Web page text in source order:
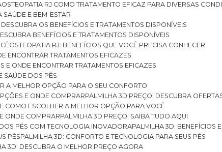
OSTEOPATIA RJ COMO TRATAMENTO EFICAZ PARA DIVERSAS
SAÚDE E BEM-ESTAR
OS BENEFÍCIOS E TRATAMENTOS DISPONÍVEIS
BENEFÍCIOS E TRATAMENTOS DISPONÍVEIS
OSTEOPATIA RJ: BENEFÍCIOS QUE VOCÊ PRECISA CONHECER
ENCONTRAR TRATAMENTOS EFICAZES
E ONDE ENCONTRAR TRATAMENTOS EFICAZES
SAÚDE DOS PÉS
A MELHOR OPÇÃO PARA O SEU CONFORTO
E ONDE COMPRAR
PALMILHA 3D PREÇO: DESCUBRA
COMO ESCOLHER A MELHOR OPÇÃO PARA VOCÊ
ONDE COMPRAR
PALMILHA 3D PREÇO: SAIBA TUDO AQUI
PÉS COM TECNOLOGIA INOVADORA PALMILHA 3D: BENEFÍCIOS
PÉS
PALMILHA 3D: CONFORTO E TECNOLOGIA PARA SEUS PÉS
3D: DESCUBRA O MELHOR PREÇO AGORA